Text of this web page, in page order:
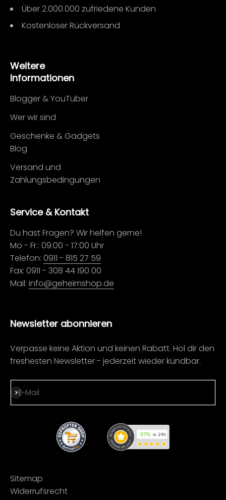
Über 2.000.000 zufriedene Kunden
Kostenloser Rückversand
Weitere
Informationen
Blogger & YouTuber
Wer wir sind
Geschenke & Gadgets
Blog
Versand und
Zahlungsbedingungen
Service & Kontakt
Du hast Fragen? Wir helfen gerne!
Mo - Fr.: 09:00 - 17:00 Uhr
Telefon: 0911 - 815 27 59
Fax: 0911 - 308 44 190 00
Mail: info@geheimshop.de
Newsletter abonnieren
Verpasse keine Aktion und keinen Rabatt. Hol dir den
freshesten Newsletter - jederzeit wieder kündbar.
E-Mail
Abonnieren
Sitemap
Widerrufsrecht